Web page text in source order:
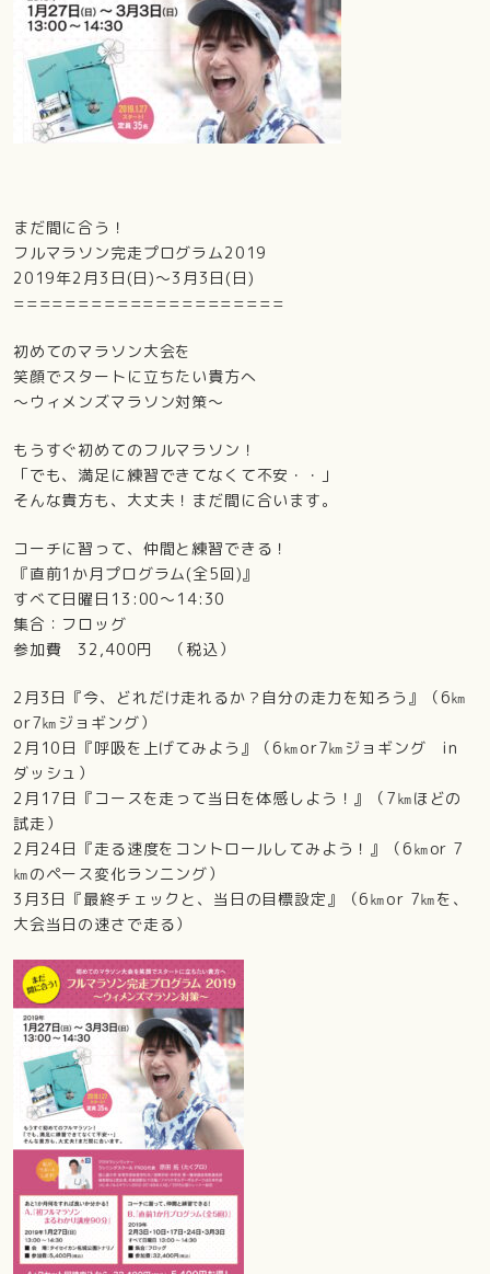
まだ間に合う！
フルマラソン完走プログラム2019
2019年2月3日(日)～3月3日(日)
=====================
初めてのマラソン大会を
笑顔でスタートに立ちたい貴方へ
～ウィメンズマラソン対策～
もうすぐ初めてのフルマラソン！
「でも、満足に練習できてなくて不安・・」
そんな貴方も、大丈夫！まだ間に合います。
コーチに習って、仲間と練習できる！
『直前1か月プログラム(全5回)』
すべて日曜日13:00～14:30
集合：フロッグ
参加費 32,400円 （税込）
2月3日『今、どれだけ走れるか？自分の走力を知ろう』（6㎞
or7㎞ジョギング）
2月10日『呼吸を上げてみよう』（6㎞or7㎞ジョギング in
ダッシュ）
2月17日『コースを走って当日を体感しよう！』（7㎞ほどの
試走）
2月24日『走る速度をコントロールしてみよう！』（6㎞or 7
㎞のペース変化ランニング）
3月3日『最終チェックと、当日の目標設定』（6㎞or 7㎞を、
大会当日の速さで走る）